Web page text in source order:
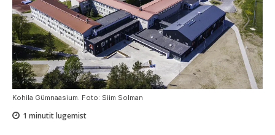
Kohila Gümnaasium. Foto: Siim Solman
1 minutit lugemist